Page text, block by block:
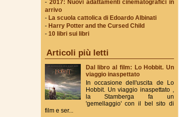
- 2017: Nuovi adattamenti cinematografici in
arrivo
- La scuola cattolica di Edoardo Albinati
- Harry Potter and the Cursed Child
- 10 libri sui libri
Articoli più letti
Dal libro al film: Lo Hobbit. Un
viaggio inaspettato
In occasione dell'uscita de Lo
Hobbit. Un viaggio inaspettato ,
la Stamberga fa un
'gemellaggio' con il bel sito di
film e ser...